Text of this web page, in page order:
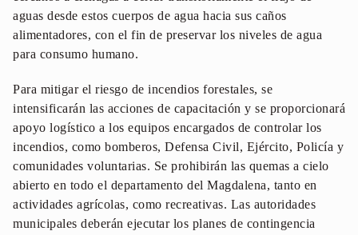
aguas desde estos cuerpos de agua hacia sus caños
alimentadores, con el fin de preservar los niveles de agua
para consumo humano.
Para mitigar el riesgo de incendios forestales, se
intensificarán las acciones de capacitación y se proporcionará
apoyo logístico a los equipos encargados de controlar los
incendios, como bomberos, Defensa Civil, Ejército, Policía y
comunidades voluntarias. Se prohibirán las quemas a cielo
abierto en todo el departamento del Magdalena, tanto en
actividades agrícolas, como recreativas. Las autoridades
municipales deberán ejecutar los planes de contingencia